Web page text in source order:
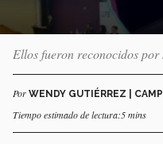
Ellos fueron reconocidos
Por WENDY GUTIÉRREZ |
Tiempo estimado de lectura:5 mins